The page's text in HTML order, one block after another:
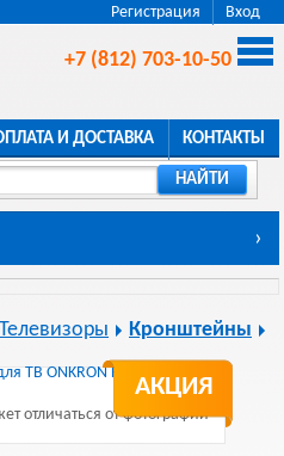
Регистрация Вход
+7 (812) 703-10-50
И ДОСТАВКА КОНТАКТЫ
НАЙТИ
›
Телевизоры Кронштейны
АКЦИЯ
отличаться от фотографии